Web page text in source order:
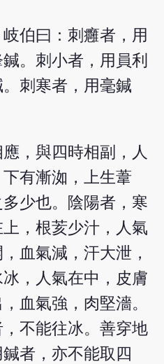
伯曰：刺癰者，用
。刺小者，用員利
刺寒者，用毫鍼
，與四時相副，人
有漸洳，上生葦
少也。陰陽者，寒
，根荄少汁，人氣
血氣減，汗大泄，
，人氣在中，皮膚
血氣強，肉堅濇。
不能往冰。善穿地
者，亦不能取四